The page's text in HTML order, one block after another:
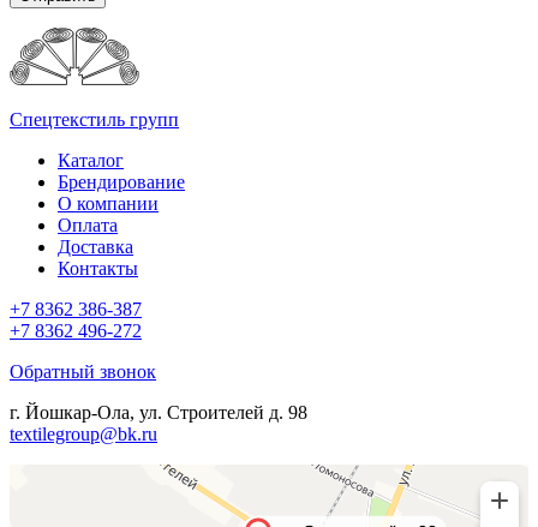
Спецтекстиль групп
Каталог
Брендирование
О компании
Оплата
Доставка
Контакты
+7 8362 386-387
+7 8362 496-272
Обратный звонок
г. Йошкар-Ола, ул. Строителей д. 98
textilegroup@bk.ru